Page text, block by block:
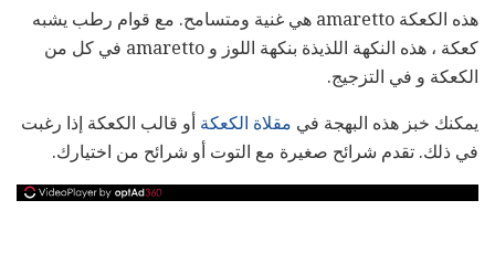
هذه الكعكة amaretto هي غنية ومتسامح. مع قوام رطب يشبه
كعكة ، هذه النكهة اللذيذة بنكهة اللوز و amaretto في كل من
الكعكة و في التزجيج.
يمكنك خبز هذه البهجة في مقلاة الكعكة أو قالب الكعكة إذا رغبت
في ذلك. تقدم شرائح صغيرة مع التوت أو شرائح من اختيارك.